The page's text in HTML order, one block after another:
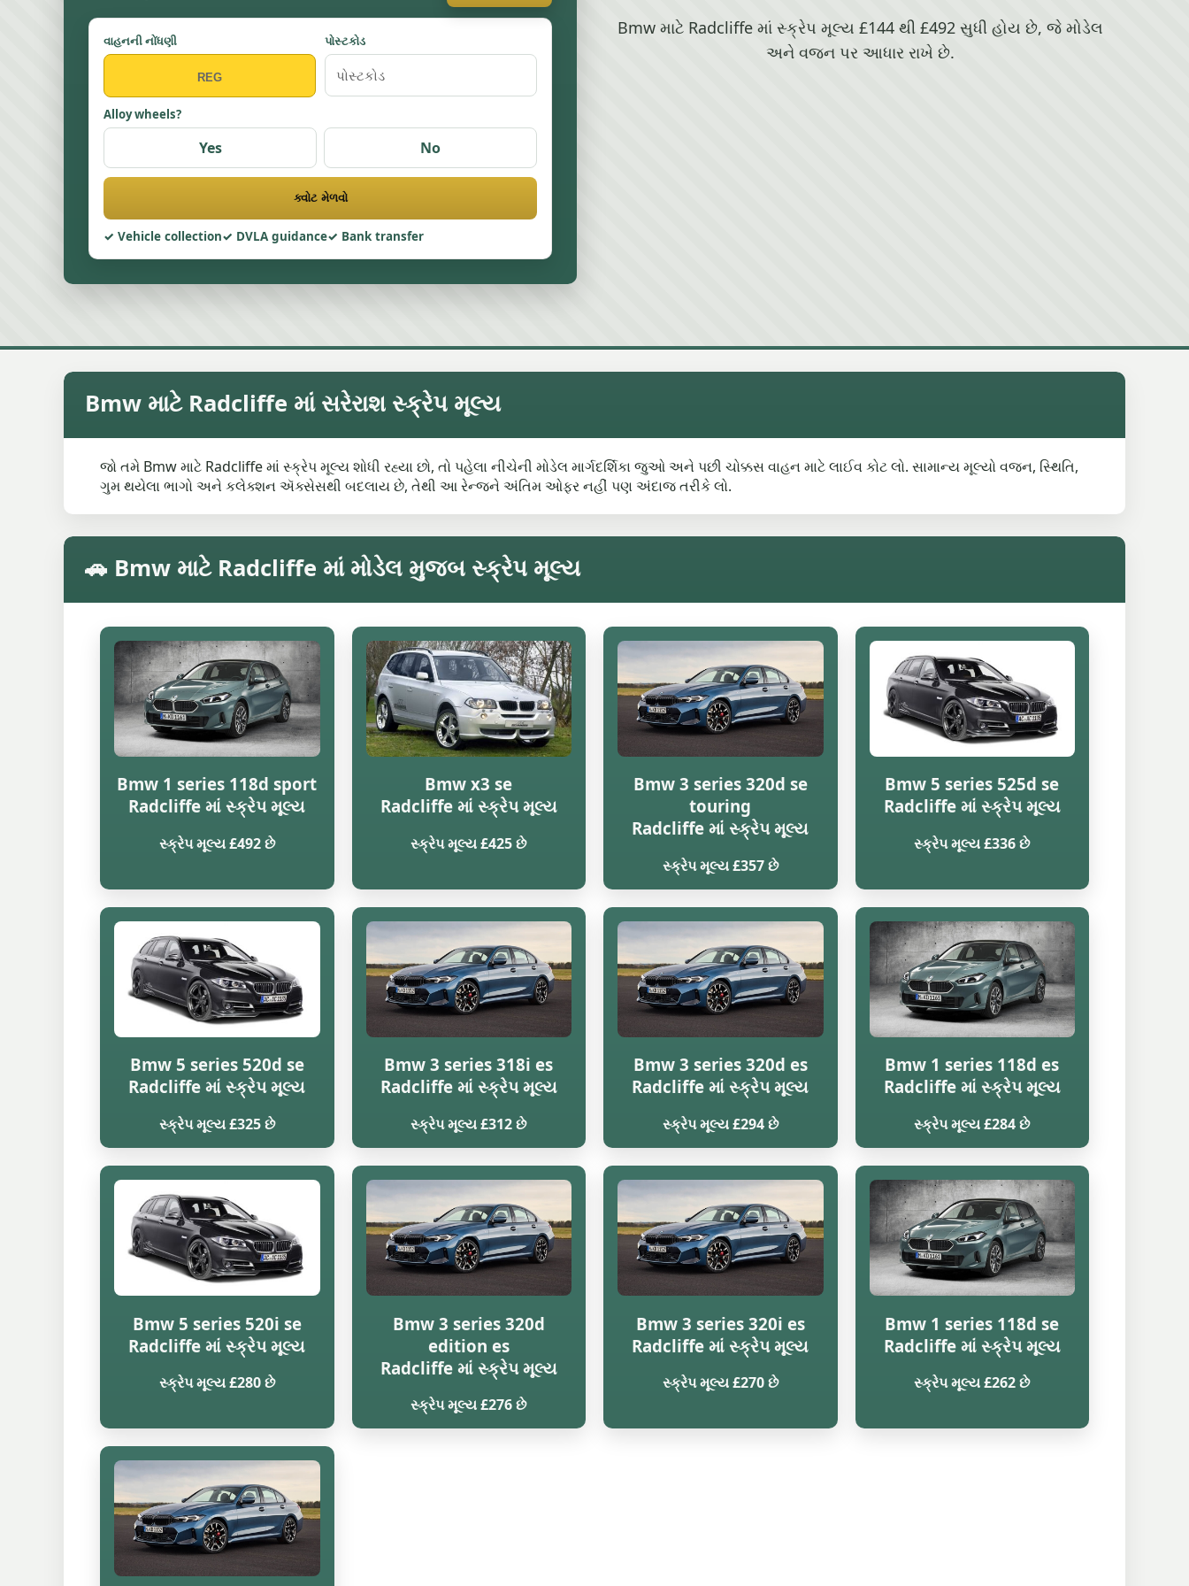
વાહનની નોંધણી પોસ્ટકોડ
Alloy wheels?
Yes No
ક્વોટ મેળવો
Vehicle collection DVLA guidance Bank transfer
Bmw માટે Radcliffe માં સ્ક્રેપ મૂલ્ય £144 થી £492 સુધી હોય છે, જે મોડેલ
અને વજન પર આધાર રાખે છે.
Bmw માટે Radcliffe માં સરેરાશ સ્ક્રેપ મૂલ્ય
જો તમે Bmw માટે Radcliffe માં સ્ક્રેપ મૂલ્ય શોધી રહ્યા છો, તો પહેલા નીચેની મોડેલ માર્ગદર્શિકા જુઓ અને પછી ચોક્કસ વાહન માટે લાઈવ કોટ લો. સામાન્ય મૂલ્યો વજન, સ્થિતિ,
ગુમ થયેલા ભાગો અને કલેક્શન ઍક્સેસથી બદલાય છે, તેથી આ રેન્જને અંતિમ ઓફર નહીં પણ અંદાજ તરીકે લો.
🚗 Bmw માટે Radcliffe માં મોડેલ મુજબ સ્ક્રેપ મૂલ્ય
Bmw 1 series 118d sport
Radcliffe માં સ્ક્રેપ મૂલ્ય
સ્ક્રેપ મૂલ્ય £492 છે
Bmw x3 se
Radcliffe માં સ્ક્રેપ મૂલ્ય
સ્ક્રેપ મૂલ્ય £425 છે
Bmw 3 series 320d se
touring
Radcliffe માં સ્ક્રેપ મૂલ્ય
સ્ક્રેપ મૂલ્ય £357 છે
Bmw 5 series 525d se
Radcliffe માં સ્ક્રેપ મૂલ્ય
સ્ક્રેપ મૂલ્ય £336 છે
Bmw 5 series 520d se
Radcliffe માં સ્ક્રેપ મૂલ્ય
સ્ક્રેપ મૂલ્ય £325 છે
Bmw 3 series 318i es
Radcliffe માં સ્ક્રેપ મૂલ્ય
સ્ક્રેપ મૂલ્ય £312 છે
Bmw 3 series 320d es
Radcliffe માં સ્ક્રેપ મૂલ્ય
સ્ક્રેપ મૂલ્ય £294 છે
Bmw 1 series 118d es
Radcliffe માં સ્ક્રેપ મૂલ્ય
સ્ક્રેપ મૂલ્ય £284 છે
Bmw 5 series 520i se
Radcliffe માં સ્ક્રેપ મૂલ્ય
સ્ક્રેપ મૂલ્ય £280 છે
Bmw 3 series 320d
edition es
Radcliffe માં સ્ક્રેપ મૂલ્ય
સ્ક્રેપ મૂલ્ય £276 છે
Bmw 3 series 320i es
Radcliffe માં સ્ક્રેપ મૂલ્ય
સ્ક્રેપ મૂલ્ય £270 છે
Bmw 1 series 118d se
Radcliffe માં સ્ક્રેપ મૂલ્ય
સ્ક્રેપ મૂલ્ય £262 છે